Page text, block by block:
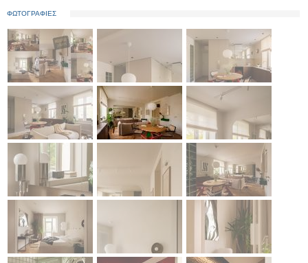
ΦΩΤΟΓΡΑΦΙΕΣ